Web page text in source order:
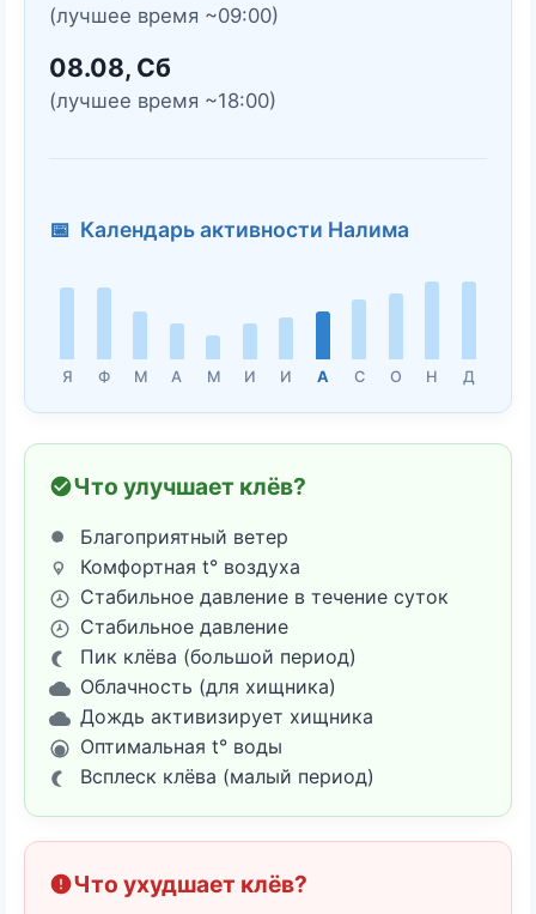
(лучшее время ~09:00)
08.08, Сб
(лучшее время ~18:00)
📅 Календарь активности Налима
Я Ф М А М И И А С О Н Д
Что улучшает клёв?
Благоприятный ветер
Комфортная t° воздуха
Стабильное давление в течение суток
Стабильное давление
Пик клёва (большой период)
Облачность (для хищника)
Дождь активизирует хищника
Оптимальная t° воды
Всплеск клёва (малый период)
Что ухудшает клёв?